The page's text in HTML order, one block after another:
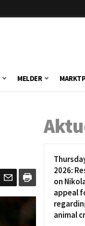
MELDER
2026:
on
appeal
animal